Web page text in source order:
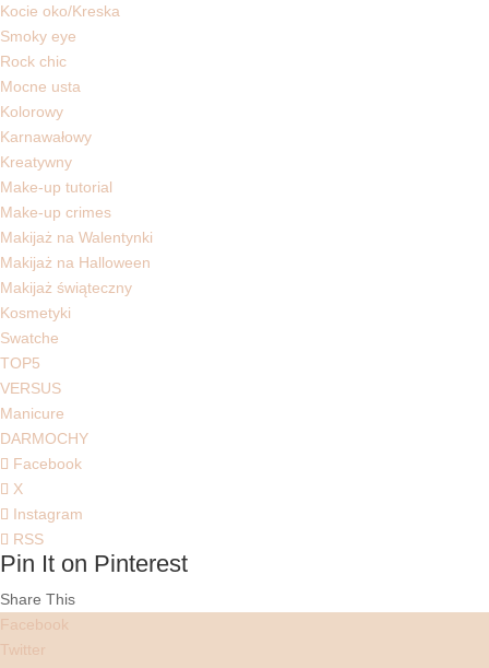
Kocie oko/Kreska
Smoky eye
Rock chic
Mocne usta
Kolorowy
Karnawałowy
Kreatywny
Make-up tutorial
Make-up crimes
Makijaż na Walentynki
Makijaż na Halloween
Makijaż świąteczny
Kosmetyki
Swatche
TOP5
VERSUS
Manicure
DARMOCHY
Facebook
X
Instagram
RSS
Pin It on Pinterest
Share This
Facebook
Twitter